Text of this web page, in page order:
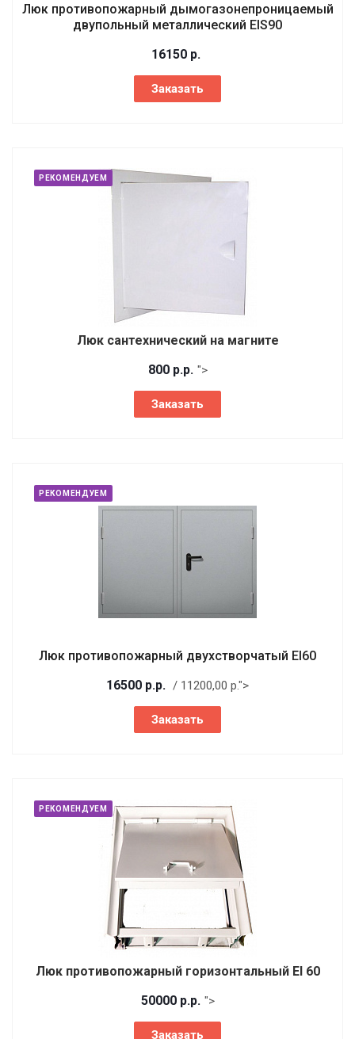
Люк противопожарный дымогазонепроницаемый
двупольный металлический EIS90
16150 р.
Заказать
РЕКОМЕНДУЕМ
Люк сантехнический на магните
800 р.р. ">
Заказать
РЕКОМЕНДУЕМ
Люк противопожарный двухстворчатый EI60
16500 р.р. / 11200,00 р.">
Заказать
РЕКОМЕНДУЕМ
Люк противопожарный горизонтальный EI 60
50000 р.р. ">
Заказать